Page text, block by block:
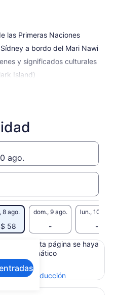
las Primeras Naciones
a bordo del Mari Nawi
y significados culturales
Island)
ago.
8 ago.
58
dom., 9 ago.
-
lun., 10 ago.
-
de esta página se haya
automático
esta traducciónSe